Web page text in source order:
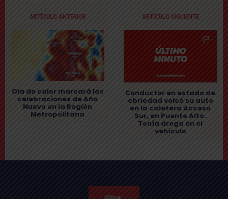
ARTÍCULO ANTERIOR
Ola de calor marcará las
celebraciones de Año
Nuevo en la Región
Metropolitana
ARTÍCULO SIGUIENTE
Conductor en estado de
ebriedad volcó su auto
en la caletera Acceso
Sur, en Puente Alto.
Tenía droga en el
vehículo